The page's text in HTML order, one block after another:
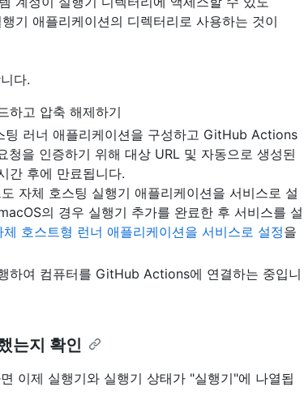
기 애플리케이션의 디렉터리로 사용하는 것이
다.
하고 압축 해제하기
팅 러너 애플리케이션을 구성하고 GitHub Actions
청을 인증하기 위해 대상 URL 및 자동으로 생성된
간 후에 만료됩니다.
자체 호스팅 실행기 애플리케이션을 서비스로 설
의 경우 실행기 추가를 완료한 후 서비스를 설
체 호스트형 런너 애플리케이션을 서비스로 설정을
하여 컴퓨터를 GitHub Actions에 연결하는 중입니
는지 확인
이제 실행기와 실행기 상태가 "실행기"에 나열됩